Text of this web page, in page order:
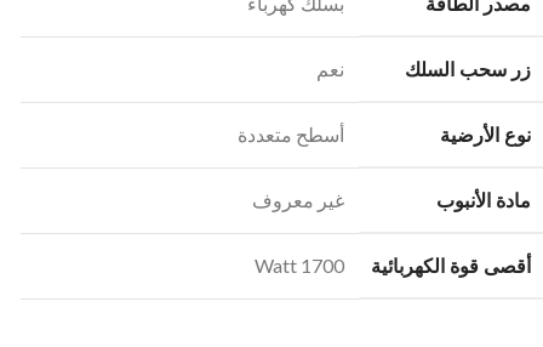
زر سحب السلك نعم
نوع الأرضية أسطح متعددة
مادة الأنبوب غير معروف
أقصى قوة الكهربائية 1700 Watt